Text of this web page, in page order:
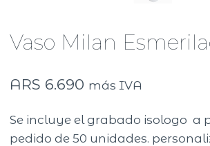
Vaso Milan
ARS 6.690 más IVA
Se incluye el grabado isologo a
pedido de 50 unidades.